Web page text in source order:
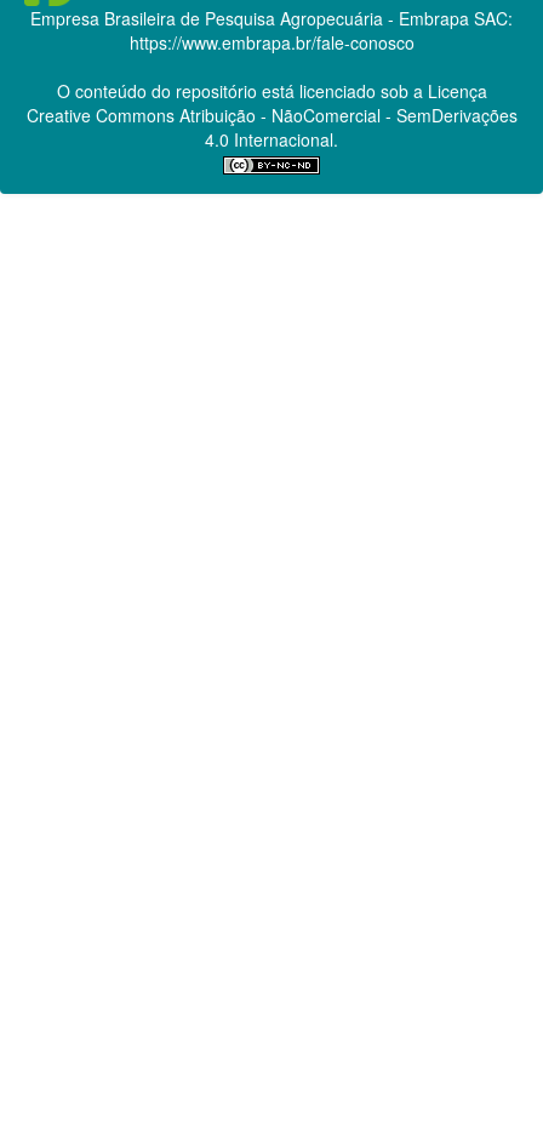
Empresa Brasileira de Pesquisa Agropecuária - Embrapa SAC:
https://www.embrapa.br/fale-conosco
O conteúdo do repositório está licenciado sob a Licença
Creative CommonsAtribuição - NãoComercial - SemDerivações
4.0 Internacional.